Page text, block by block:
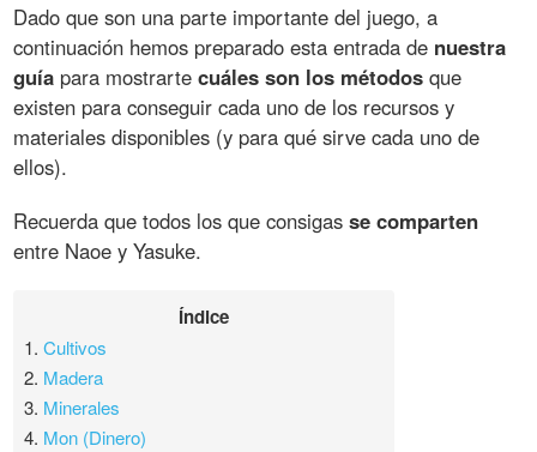
Dado que son una parte importante del juego, a
continuación hemos preparado esta entrada de nuestra
guía para mostrartecuáles son los métodos que
existen para conseguir cada uno de los recursos y
materiales disponibles (y para qué sirve cada uno de
ellos).
Recuerda que todos los que consigasse comparten
entre Naoe y Yasuke.
Índice
1.Cultivos
2. Madera
3. Minerales
4. Mon (Dinero)